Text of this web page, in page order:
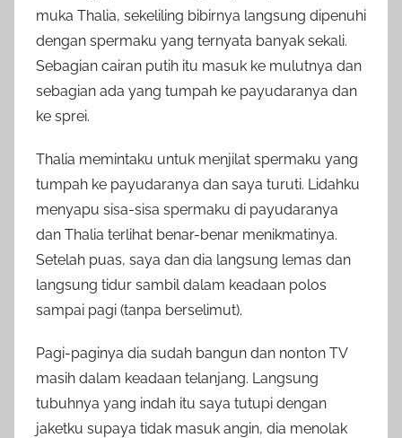
muka Thalia, sekeliling bibirnya langsung dipenuhi
dengan spermaku yang ternyata banyak sekali.
Sebagian cairan putih itu masuk ke mulutnya dan
sebagian ada yang tumpah ke payudaranya dan
ke sprei.
Thalia memintaku untuk menjilat spermaku yang
tumpah ke payudaranya dan saya turuti. Lidahku
menyapu sisa-sisa spermaku di payudaranya
dan Thalia terlihat benar-benar menikmatinya.
Setelah puas, saya dan dia langsung lemas dan
langsung tidur sambil dalam keadaan polos
sampai pagi (tanpa berselimut).
Pagi-paginya dia sudah bangun dan nonton TV
masih dalam keadaan telanjang. Langsung
tubuhnya yang indah itu saya tutupi dengan
jaketku supaya tidak masuk angin, dia menolak